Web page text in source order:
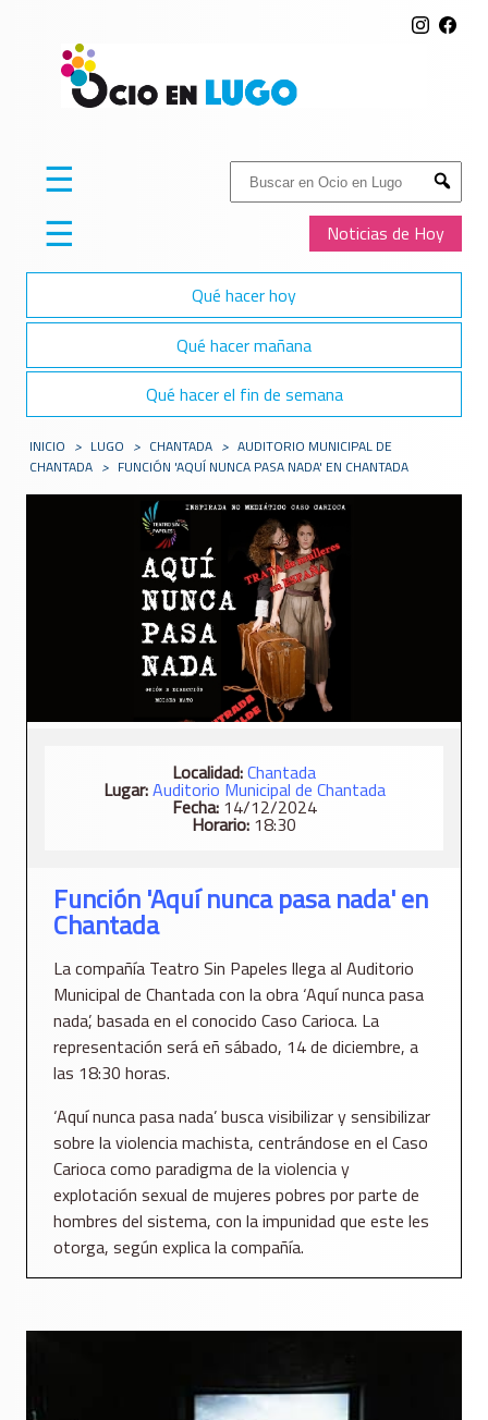
Buscar:
Submit
Noticias de Hoy
☰
☰
Qué hacer hoy
Qué hacer mañana
Qué hacer el fin de semana
INICIO > LUGO > CHANTADA > AUDITORIO MUNICIPAL DE
CHANTADA > FUNCIÓN 'AQUÍ NUNCA PASA NADA' EN CHANTADA
Localidad:Chantada
Lugar:Auditorio Municipal de Chantada
Fecha:14/12/2024
Horario: 18:30
Función 'Aquí nunca pasa nada' en
Chantada
La compañía Teatro Sin Papeles llega al Auditorio
Municipal de Chantada con la obra ‘Aquí nunca pasa
nada’, basada en el conocido Caso Carioca. La
representación será eñ sábado, 14 de diciembre, a
las 18:30 horas.
‘Aquí nunca pasa nada’ busca visibilizar y sensibilizar
sobre la violencia machista, centrándose en el Caso
Carioca como paradigma de la violencia y
explotación sexual de mujeres pobres por parte de
hombres del sistema, con la impunidad que este les
otorga, según explica la compañía.